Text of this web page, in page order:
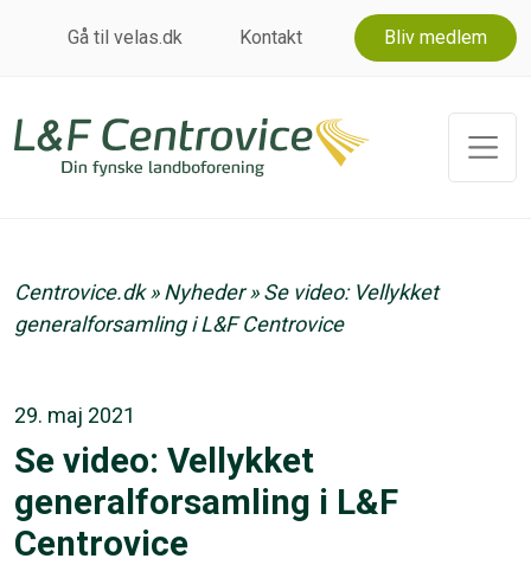
Gå til velas.dk Kontakt Bliv medlem
Centrovice.dk»Nyheder»Se video: Vellykket
generalforsamling i L&F Centrovice
29. maj 2021
Se video: Vellykket
generalforsamling i L&F
Centrovice